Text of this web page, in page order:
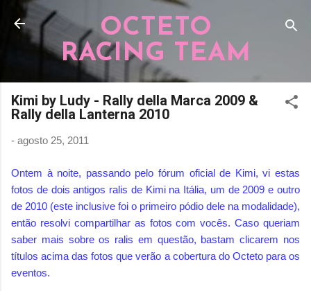
Pular para o conteúdo principal
OCTETO
RACING TEAM
Kimi by Ludy - Rally della Marca 2009 &
Rally della Lanterna 2010
- agosto 25, 2011
Ontem à noite, passando pelo fórum oficial de Kimi, vi estas
fotos de dois antigos ralis de Kimi na Itália, um de 2009 e outro
de 2010 (este inclusive foi o primeiro pódio dele na modalidade),
então resolvi compartilhar as fotos com vocês. Caso queriam
saber mais sobre os ralis em questão, bastam clicarem nos
títulos acima das fotos que verão a cobertura do Octeto para os
eventos.